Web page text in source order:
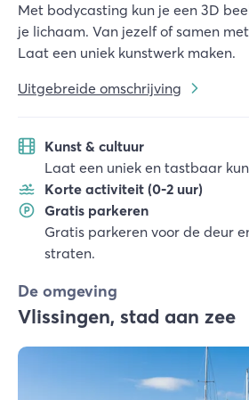
Met bodycasting kun je een 3D
je lichaam. Van jezelf of samen
Laat een uniek kunstwerk maken.
Uitgebreide omschrijving
Kunst & cultuur
Laat een uniek en tastbaar
Korte activiteit (0-2 uur)
Gratis parkeren
Gratis parkeren voor de deur
straten.
De omgeving
Vlissingen, stad aan zee